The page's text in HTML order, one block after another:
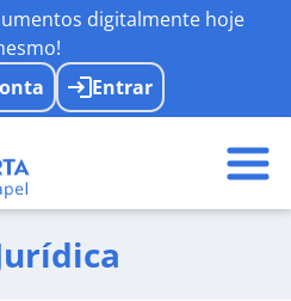
digitalmente hoje
Entrar